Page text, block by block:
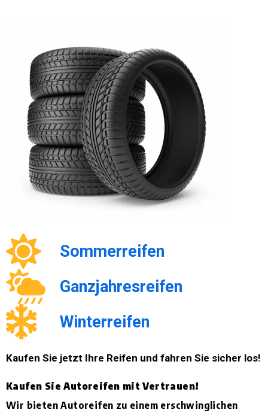
Sommerreifen
Ganzjahresreifen
Winterreifen
Kaufen Sie jetzt Ihre Reifen und fahren Sie sicher los!
Kaufen Sie Autoreifen mit Vertrauen!
Wir bieten Autoreifen zu einem erschwinglichen